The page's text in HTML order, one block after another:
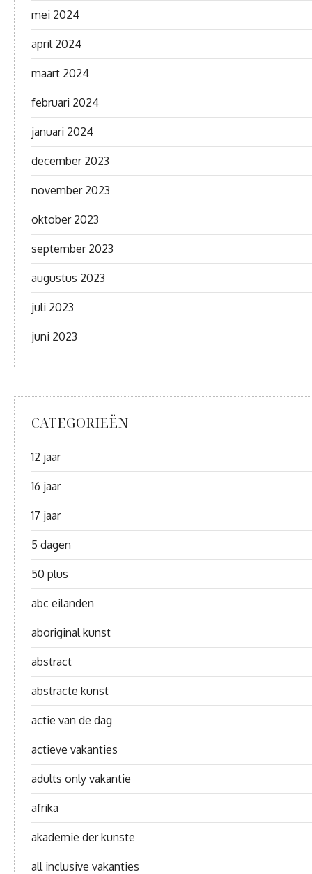
mei 2024
april 2024
maart 2024
februari 2024
januari 2024
december 2023
november 2023
oktober 2023
september 2023
augustus 2023
juli 2023
juni 2023
CATEGORIEËN
12 jaar
16 jaar
17 jaar
5 dagen
50 plus
abc eilanden
aboriginal kunst
abstract
abstracte kunst
actie van de dag
actieve vakanties
adults only vakantie
afrika
akademie der kunste
all inclusive vakanties